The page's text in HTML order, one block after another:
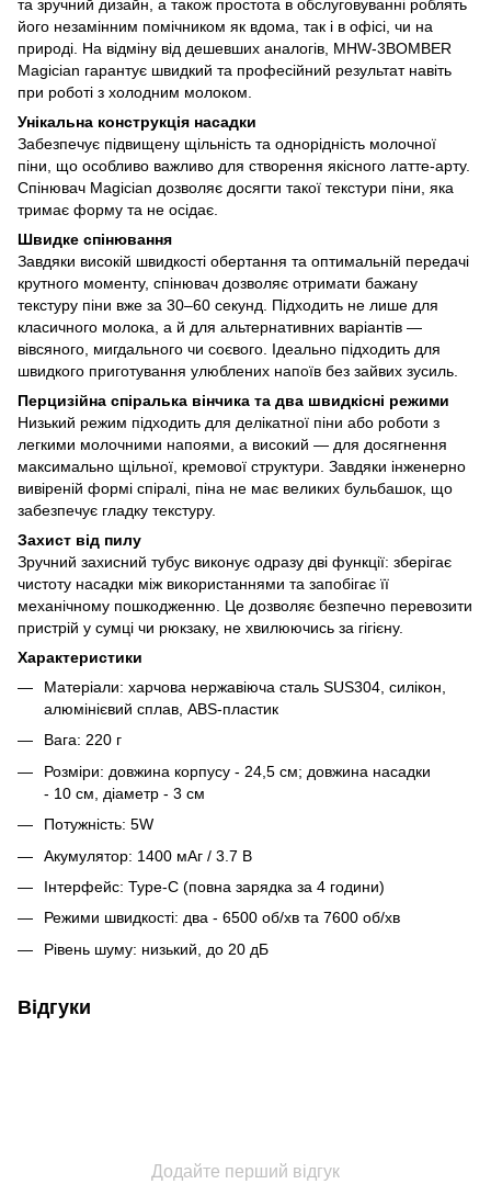
та зручний дизайн, а також простота в обслуговуванні роблять
його незамінним помічником як вдома, так і в офісі, чи на
природі. На відміну від дешевших аналогів, MHW-3BOMBER
Magician гарантує швидкий та професійний результат навіть
при роботі з холодним молоком.
Унікальна конструкція насадки
Забезпечує підвищену щільність та однорідність молочної
піни, що особливо важливо для створення якісного латте-арту.
Спінювач Magician дозволяє досягти такої текстури піни, яка
тримає форму та не осідає.
Швидке спінювання
Завдяки високій швидкості обертання та оптимальній передачі
крутного моменту, спінювач дозволяє отримати бажану
текстуру піни вже за 30–60 секунд. Підходить не лише для
класичного молока, а й для альтернативних варіантів —
вівсяного, мигдального чи соєвого. Ідеально підходить для
швидкого приготування улюблених напоїв без зайвих зусиль.
Перцизійна спіралька вінчика та два швидкісні режими
Низький режим підходить для делікатної піни або роботи з
легкими молочними напоями, а високий — для досягнення
максимально щільної, кремової структури. Завдяки інженерно
вивіреній формі спіралі, піна не має великих бульбашок, що
забезпечує гладку текстуру.
Захист від пилу
Зручний захисний тубус виконує одразу дві функції: зберігає
чистоту насадки між використаннями та запобігає її
механічному пошкодженню. Це дозволяє безпечно перевозити
пристрій у сумці чи рюкзаку, не хвилюючись за гігієну.
Характеристики
Матеріали: харчова нержавіюча сталь SUS304, силікон,
алюмінієвий сплав, ABS-пластик
Вага: 220 г
Розміри: довжина корпусу - 24,5 см; довжина насадки
- 10 см, діаметр - 3 см
Потужність: 5W
Акумулятор: 1400 мАг / 3.7 В
Інтерфейс: Type-C (повна зарядка за 4 години)
Режими швидкості: два - 6500 об/хв та 7600 об/хв
Рівень шуму: низький, до 20 дБ
Відгуки
Додайте перший відгук